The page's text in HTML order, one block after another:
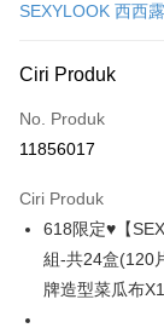
Pengambilan di
LINE Pay
Apple Pay
JKOPAY
Easy Wallet
Google Pay
Plus PAY
SEXYLOOK 西西露
Ciri Produk
No. Produk
11856017
Ciri Produk
618限定♥【
組-共24盒(120
牌造型菜瓜布